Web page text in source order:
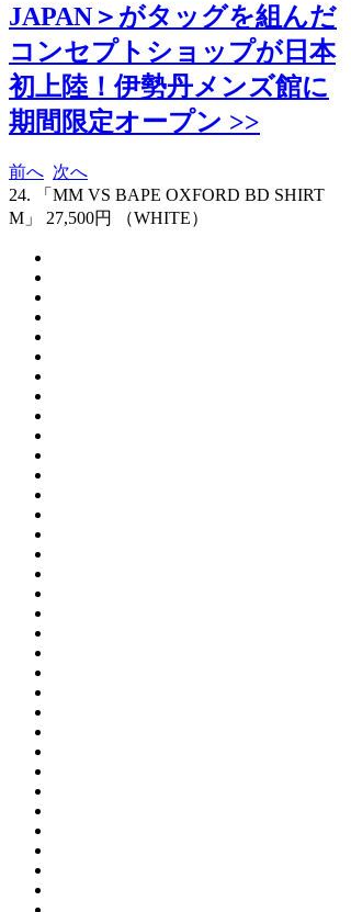
JAPAN＞がタッグを組んだ
コンセプトショップが日本
初上陸！伊勢丹メンズ館に
期間限定オープン >>
前へ 次へ
24. 「MM VS BAPE OXFORD BD SHIRT
M」 27,500円 （WHITE）